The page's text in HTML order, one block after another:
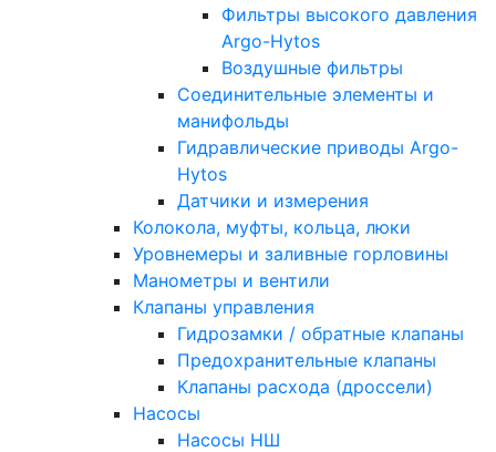
Фильтры высокого давления
Argo-Hytos
Воздушные фильтры
Соединительные элементы и
манифольды
Гидравлические приводы Argo-
Hytos
Датчики и измерения
Колокола, муфты, кольца, люки
Уровнемеры и заливные горловины
Манометры и вентили
Клапаны управления
Гидрозамки / обратные клапаны
Предохранительные клапаны
Клапаны расхода (дроссели)
Насосы
Насосы НШ